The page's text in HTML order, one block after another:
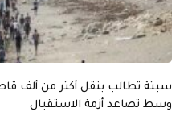
سبتة تطالب بنقل أكثر من ألف
وسط تصاعد أزمة الاستقبال